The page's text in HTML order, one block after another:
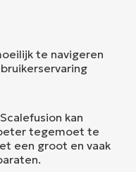
te navigeren
kan
tegemoet te
een groot en vaak